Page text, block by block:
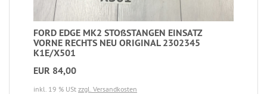
FORD EDGE MK2 STOßSTANGEN EINSATZ
VORNE RECHTS NEU ORIGINAL 2302345
K1E/X501
EUR 84,00
inkl. 19 % USt zzgl. Versandkosten